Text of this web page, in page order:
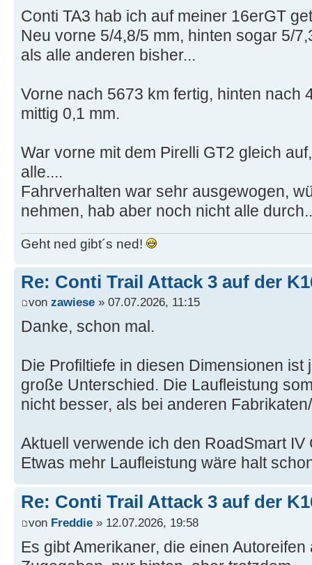
Conti TA3 hab ich auf meiner 16erGT
Neu vorne 5/4,8/5 mm, hinten sogar 5/
als alle anderen bisher...
Vorne nach 5673 km fertig, hinten nach
mittig 0,1 mm.
War vorne mit dem Pirelli GT2 gleich
alle....
Fahrverhalten war sehr ausgewogen,
nehmen, hab aber noch nicht alle
Geht ned gibt´s ned!
Re: Conti Trail Attack 3 auf der
von zawiese » 07.07.2026, 11:15
Danke, schon mal.
Die Profiltiefe in diesen Dimensionen ist
große Unterschied. Die Laufleistung
nicht besser, als bei anderen
Aktuell verwende ich den RoadSmart
Etwas mehr Laufleistung wäre halt
Re: Conti Trail Attack 3 auf der
von Freddie » 12.07.2026, 19:58
Es gibt Amerikaner, die einen